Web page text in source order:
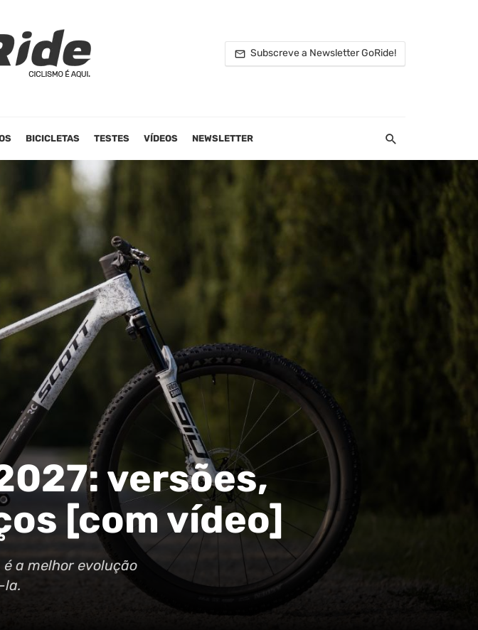
Subscreve a Newsletter GoRide!
BICICLETAS TESTES VÍDEOS NEWSLETTER
versões,
[com vídeo]
é a melhor evolução
la.